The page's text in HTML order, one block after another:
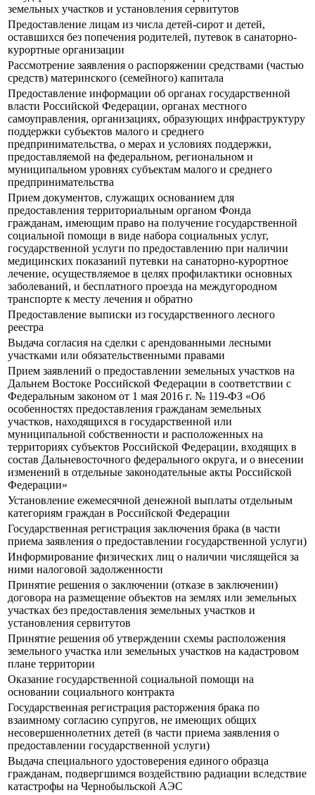
земельных участков и установления сервитутов
Предоставление лицам из числа детей-сирот и детей,
оставшихся без попечения родителей, путевок в санаторно-
курортные организации
Рассмотрение заявления о распоряжении средствами (частью
средств) материнского (семейного) капитала
Предоставление информации об органах государственной
власти Российской Федерации, органах местного
самоуправления, организациях, образующих инфраструктуру
поддержки субъектов малого и среднего
предпринимательства, о мерах и условиях поддержки,
предоставляемой на федеральном, региональном и
муниципальном уровнях субъектам малого и среднего
предпринимательства
Прием документов, служащих основанием для
предоставления территориальным органом Фонда
гражданам, имеющим право на получение государственной
социальной помощи в виде набора социальных услуг,
государственной услуги по предоставлению при наличии
медицинских показаний путевки на санаторно-курортное
лечение, осуществляемое в целях профилактики основных
заболеваний, и бесплатного проезда на междугородном
транспорте к месту лечения и обратно
Предоставление выписки из государственного лесного
реестра
Выдача согласия на сделки с арендованными лесными
участками или обязательственными правами
Прием заявлений о предоставлении земельных участков на
Дальнем Востоке Российской Федерации в соответствии с
Федеральным законом от 1 мая 2016 г. № 119-ФЗ «Об
особенностях предоставления гражданам земельных
участков, находящихся в государственной или
муниципальной собственности и расположенных на
территориях субъектов Российской Федерации, входящих в
состав Дальневосточного федерального округа, и о внесении
изменений в отдельные законодательные акты Российской
Федерации»
Установление ежемесячной денежной выплаты отдельным
категориям граждан в Российской Федерации
Государственная регистрация заключения брака (в части
приема заявления о предоставлении государственной услуги)
Информирование физических лиц о наличии числящейся за
ними налоговой задолженности
Принятие решения о заключении (отказе в заключении)
договора на размещение объектов на землях или земельных
участках без предоставления земельных участков и
установления сервитутов
Принятие решения об утверждении схемы расположения
земельного участка или земельных участков на кадастровом
плане территории
Оказание государственной социальной помощи на
основании социального контракта
Государственная регистрация расторжения брака по
взаимному согласию супругов, не имеющих общих
несовершеннолетних детей (в части приема заявления о
предоставлении государственной услуги)
Выдача специального удостоверения единого образца
гражданам, подвергшимся воздействию радиации вследствие
катастрофы на Чернобыльской АЭС